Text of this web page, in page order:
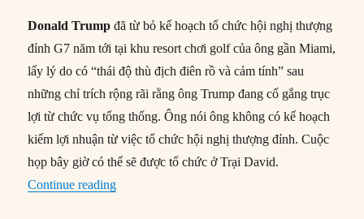
Donald Trump đã từ bỏ kế hoạch tổ chức hội nghị thượng
đỉnh G7 năm tới tại khu resort chơi golf của ông gần Miami,
lấy lý do có “thái độ thù địch điên rồ và cảm tính” sau
những chỉ trích rộng rãi rằng ông Trump đang cố gắng trục
lợi từ chức vụ tổng thống. Ông nói ông không có kế hoạch
kiếm lợi nhuận từ việc tổ chức hội nghị thượng đỉnh. Cuộc
họp bây giờ có thể sẽ được tổ chức ở Trại David.
Continue reading“Thế giới hôm nay: 21/10/2019”